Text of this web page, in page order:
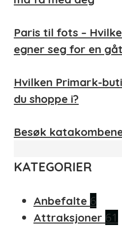
Paris til fots –
egner seg for en
Hvilken Primark-
du shoppe i?
Besøk
KATEGORIER
Anbefalte 6
Attraksjoner 61